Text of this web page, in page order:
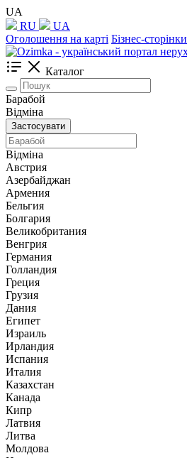
UA
RU
UA
Оголошення на карті Бізнес-сторінки
Каталог
Барабой
Відміна
Застосувати
Відміна
Австрия
Азербайджан
Армения
Бельгия
Болгария
Великобритания
Венгрия
Германия
Голландия
Греция
Грузия
Дания
Египет
Израиль
Ирландия
Испания
Италия
Казахстан
Канада
Кипр
Латвия
Литва
Молдова